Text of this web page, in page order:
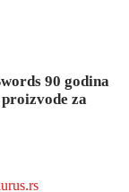
90 godina
za